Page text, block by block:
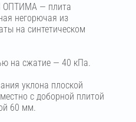
ОПТИМА — плита
негорючая из
на синтетическом
на сжатие — 40 кПа.
уклона плоской
с доборной плитой
60 мм.